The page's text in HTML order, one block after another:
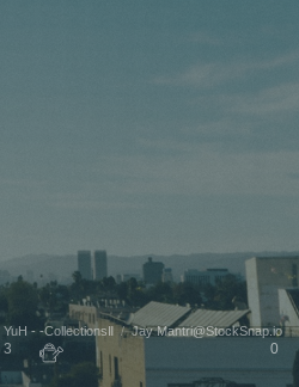
YuH - -CollectionsⅡ /Jay Mantri@StockSnap.io
3 0